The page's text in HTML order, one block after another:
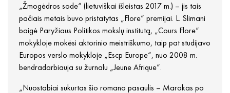
„Žmogėdros sode“ (lietuviškai išleistas 2017 m.) – jis tais
pačiais metais buvo pristatytas „Flore“ premijai. L. Slimani
baigė Paryžiaus Politikos mokslų institutą, „Cours Flore“
mokykloje mokėsi aktorinio meistriškumo, taip pat studijavo
Europos verslo mokykloje „Escp Europe“, nuo 2008 m.
bendradarbiauja su žurnalu „Jeune Afrique“.
„Nuostabiai sukurtas šio romano pasaulis – Marokas po